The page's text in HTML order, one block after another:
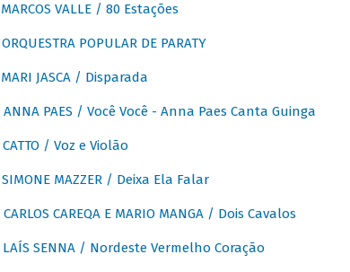
MARCOS VALLE / 80 Estações
ORQUESTRA POPULAR DE PARATY
MARI JASCA / Disparada
ANNA PAES / Você Você - Anna Paes Canta Guinga
CATTO / Voz e Violão
SIMONE MAZZER / Deixa Ela Falar
CARLOS CAREQA E MARIO MANGA / Dois Cavalos
LAÍS SENNA / Nordeste Vermelho Coração